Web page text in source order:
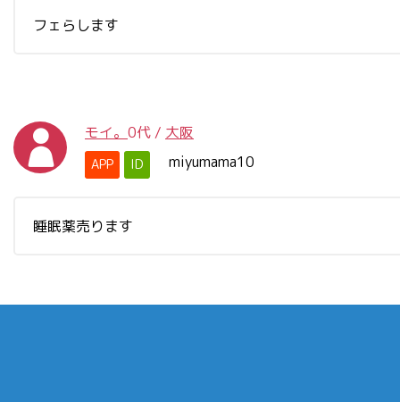
フェらします
モイ。 0代 / 大阪
APP ID miyumama10
睡眠薬売ります